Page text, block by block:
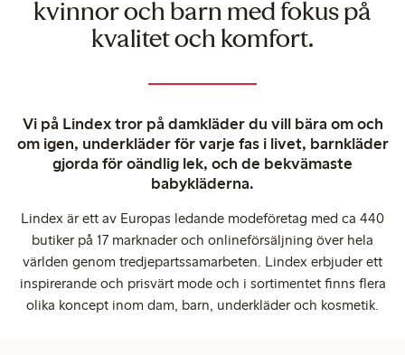
kvinnor och barn med fokus på
kvalitet och komfort.
Vi på Lindex tror på damkläder du vill bära om och
om igen, underkläder för varje fas i livet, barnkläder
gjorda för oändlig lek, och de bekvämaste
babykläderna.
Lindex är ett av Europas ledande modeföretag med ca 440
butiker på 17 marknader och onlineförsäljning över hela
världen genom tredjepartssamarbeten. Lindex erbjuder ett
inspirerande och prisvärt mode och i sortimentet finns flera
olika koncept inom dam, barn, underkläder och kosmetik.